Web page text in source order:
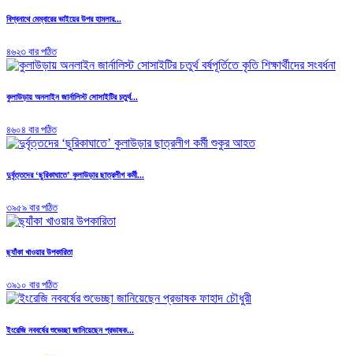
বিশ্বনাথে মেম্বারের ভাইয়ের উপর হামলার...
৪৬২৩ বার পঠিত
কুলাউড়ায় অনলাইন জার্নালিস্ট সোসাইটির চতুর্থ...
৪৬০৪ বার পঠিত
দুর্বৃত্তদের ‘ছুরিকাঘাতে’ কুলাউড়ার ছাত্রলীগ কর্মী...
৩৯৫৯ বার পঠিত
ছ্যাঁকা খাওয়ার উপকারিতা
৩৯১০ বার পঠিত
ইংরেজি নববর্ষের শুভেচ্ছা জানিয়েছেন প্রভাষক...